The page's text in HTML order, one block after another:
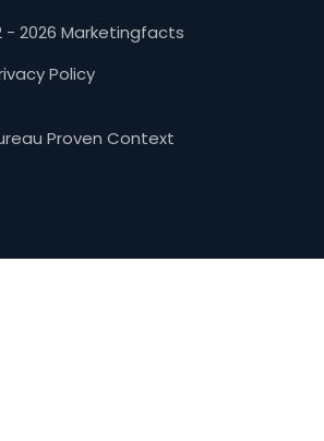
- 2026 Marketingfacts
Policy
Proven Context